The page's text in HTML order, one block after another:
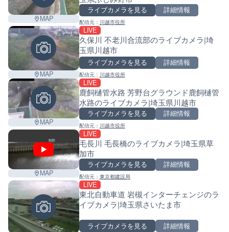
MAP
ライブカメラを見る 詳細情報
配信元： 川越市役所
MAP
LIVE
久保川 不老川合流部のライブカメラ|埼
玉県川越市
ライブカメラを見る 詳細情報
配信元： 川越市役所
MAP
LIVE
鹿飼樋管水路 芳野台グラウンド鹿飼樋管
水路のライブカメラ|埼玉県川越市
ライブカメラを見る 詳細情報
配信元： 川越市役所
MAP
LIVE
毛長川 毛長橋のライブカメラ|埼玉県草
加市
ライブカメラを見る 詳細情報
配信元： 東京都建設局
LIVE
東北自動車道 岩槻インターチェンジのラ
イブカメラ|埼玉県さいたま市
ライブカメラを見る 詳細情報